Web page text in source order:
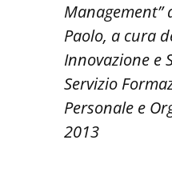
Management”
Paolo, a cura
Innovazione e
Servizio
Personale e
2013